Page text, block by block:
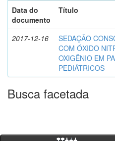
Data do
documento
Título
2017-12-16
SEDAÇÃO
COM ÓXIDO
OXIGÊNIO EM
PEDIÁTRICOS
Busca facetada